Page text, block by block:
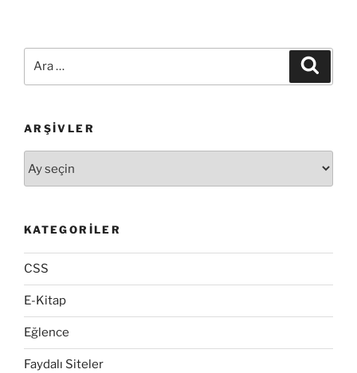
ARŞIVLER
KATEGORILER
CSS
E-Kitap
Eğlence
Faydalı Siteler